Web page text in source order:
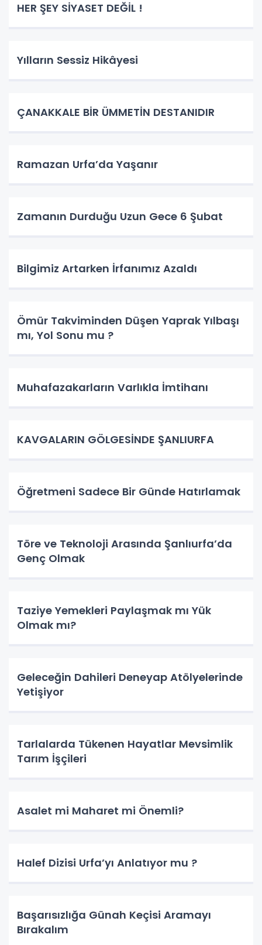
HER ŞEY SİYASET DEĞİL !
Yılların Sessiz Hikâyesi
ÇANAKKALE BİR ÜMMETİN DESTANIDIR
Ramazan Urfa’da Yaşanır
Zamanın Durduğu Uzun Gece 6 Şubat
Bilgimiz Artarken İrfanımız Azaldı
Ömür Takviminden Düşen Yaprak Yılbaşı
mı, Yol Sonu mu ?
Muhafazakarların Varlıkla İmtihanı
KAVGALARIN GÖLGESİNDE ŞANLIURFA
Öğretmeni Sadece Bir Günde Hatırlamak
Töre ve Teknoloji Arasında Şanlıurfa’da
Genç Olmak
Taziye Yemekleri Paylaşmak mı Yük
Olmak mı?
Geleceğin Dahileri Deneyap Atölyelerinde
Yetişiyor
Tarlalarda Tükenen Hayatlar Mevsimlik
Tarım İşçileri
Asalet mi Maharet mi Önemli?
Halef Dizisi Urfa’yı Anlatıyor mu ?
Başarısızlığa Günah Keçisi Aramayı
Bırakalım